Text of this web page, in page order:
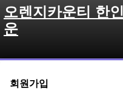
오렌지카운티 한
운
회원가입